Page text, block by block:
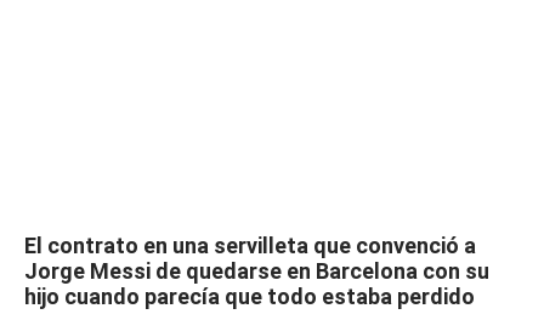
El contrato en una servilleta que convenció a
Jorge Messi de quedarse en Barcelona con su
hijo cuando parecía que todo estaba perdido